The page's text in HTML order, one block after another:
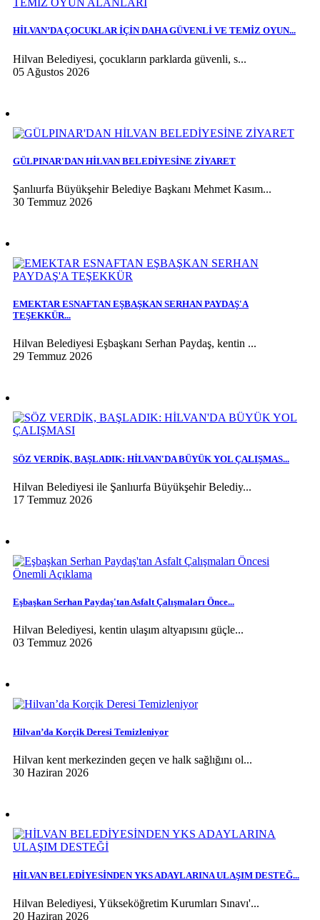
HİLVAN’DA ÇOCUKLAR İÇİN DAHA GÜVENLİ VE TEMİZ OYUN...
Hilvan Belediyesi, çocukların parklarda güvenli, s...
05 Ağustos 2026
GÜLPINAR'DAN HİLVAN BELEDİYESİNE ZİYARET
Şanlıurfa Büyükşehir Belediye Başkanı Mehmet Kasım...
30 Temmuz 2026
EMEKTAR ESNAFTAN EŞBAŞKAN SERHAN PAYDAŞ'A
TEŞEKKÜR...
Hilvan Belediyesi Eşbaşkanı Serhan Paydaş, kentin ...
29 Temmuz 2026
SÖZ VERDİK, BAŞLADIK: HİLVAN'DA BÜYÜK YOL ÇALIŞMAS...
Hilvan Belediyesi ile Şanlıurfa Büyükşehir Belediy...
17 Temmuz 2026
Eşbaşkan Serhan Paydaş'tan Asfalt Çalışmaları Önce...
Hilvan Belediyesi, kentin ulaşım altyapısını güçle...
03 Temmuz 2026
Hilvan’da Korçik Deresi Temizleniyor
Hilvan kent merkezinden geçen ve halk sağlığını ol...
30 Haziran 2026
HİLVAN BELEDİYESİNDEN YKS ADAYLARINA ULAŞIM DESTEĞ...
Hilvan Belediyesi, Yükseköğretim Kurumları Sınavı'...
20 Haziran 2026